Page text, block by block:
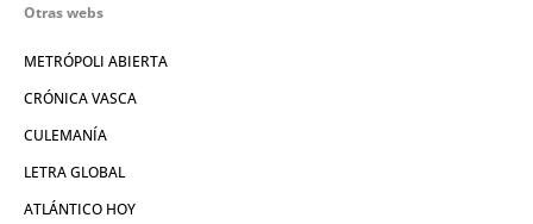
Otras webs
METRÓPOLI ABIERTA
CRÓNICA VASCA
CULEMANÍA
LETRA GLOBAL
ATLÁNTICO HOY